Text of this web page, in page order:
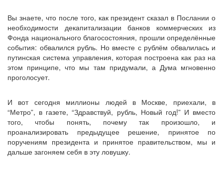
Вы знаете, что после того, как президент сказал в Послании о
необходимости декапитализации банков коммерческих из
Фонда национального благосостояния, прошли определённые
события: обвалился рубль. Но вместе с рублём обвалилась и
путинская система управления, которая построена как раз на
этом принципе, что мы там придумали, а Дума мгновенно
проголосует.
И вот сегодня миллионы людей в Москве, приехали, в
“Метро”, в газете, “Здравствуй, рубль, Новый год!” И вместо
того, чтобы понять, почему так произошло, и
проанализировать предыдущее решение, принятое по
поручениям президента и принятое правительством, мы и
дальше загоняем себя в эту ловушку.